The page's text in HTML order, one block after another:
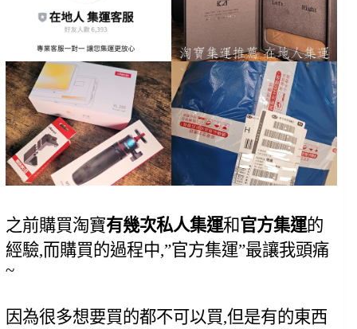
之前購買淘寶有幾次私人集運和官方集運的
經驗,而購買的過程中,”官方集運”最讓我頭痛
~
因為很多想要買的都不可以買,但是有的東西